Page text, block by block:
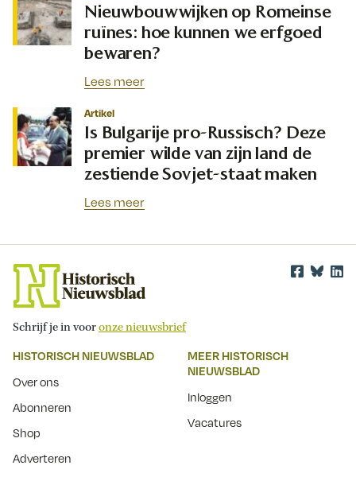
Nieuwbouwwijken op Romeinse
ruïnes: hoe kunnen we erfgoed
bewaren?
Lees meer
Artikel
Is Bulgarije pro-Russisch? Deze
premier wilde van zijn land de
zestiende Sovjet-staat maken
Lees meer
Schrijf je in vooronze nieuwsbrief
HISTORISCH NIEUWSBLAD
Over ons
Abonneren
Shop
Adverteren
MEER HISTORISCH
NIEUWSBLAD
Inloggen
Vacatures